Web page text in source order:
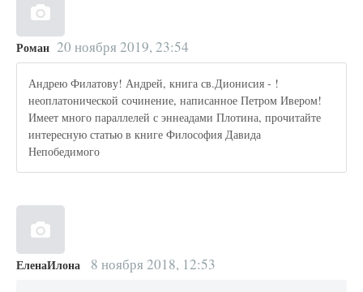
Роман 20 ноября 2019, 23:54
Андрею Филатову! Андрей, книга св.Дионисия - !
неоплатонической сочинение, написанное Петром Ивером!
Имеет много параллелей с эннеадами Плотина, прочитайте
интересную статью в книге Философия Давида
Непобедимого
ЕленаИлона 8 ноября 2018, 12:53